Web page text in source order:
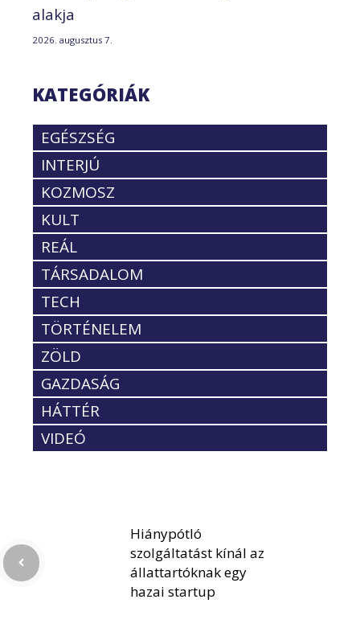
alakja
2026. augusztus 7.
KATEGÓRIÁK
EGÉSZSÉG
INTERJÚ
KOZMOSZ
KULT
REÁL
TÁRSADALOM
TECH
TÖRTÉNELEM
ZÖLD
GAZDASÁG
HÁTTÉR
VIDEÓ
Hiánypótló
szolgáltatást kínál az
állattartóknak egy
hazai startup